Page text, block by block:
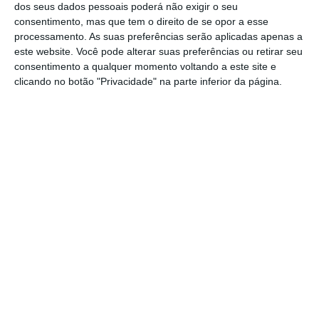
dos seus dados pessoais poderá não exigir o seu
consentimento, mas que tem o direito de se opor a esse
processamento. As suas preferências serão aplicadas apenas a
este website. Você pode alterar suas preferências ou retirar seu
consentimento a qualquer momento voltando a este site e
clicando no botão "Privacidade" na parte inferior da página.